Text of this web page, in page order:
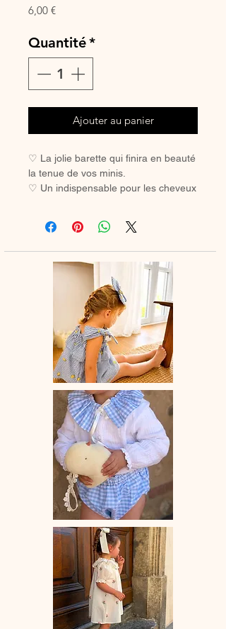
6,00 €Prix
Quantité*
Ajouter au panier
♡ La jolie barette qui finira en beauté
la tenue de vos minis.
♡ Un indispensable pour les cheveux
glisse pas, même sur les cheveux les
Pince crocodile 45 mm
Dimension noeud à plat environ 85
mm x 75 mm
Vendue à l'unité